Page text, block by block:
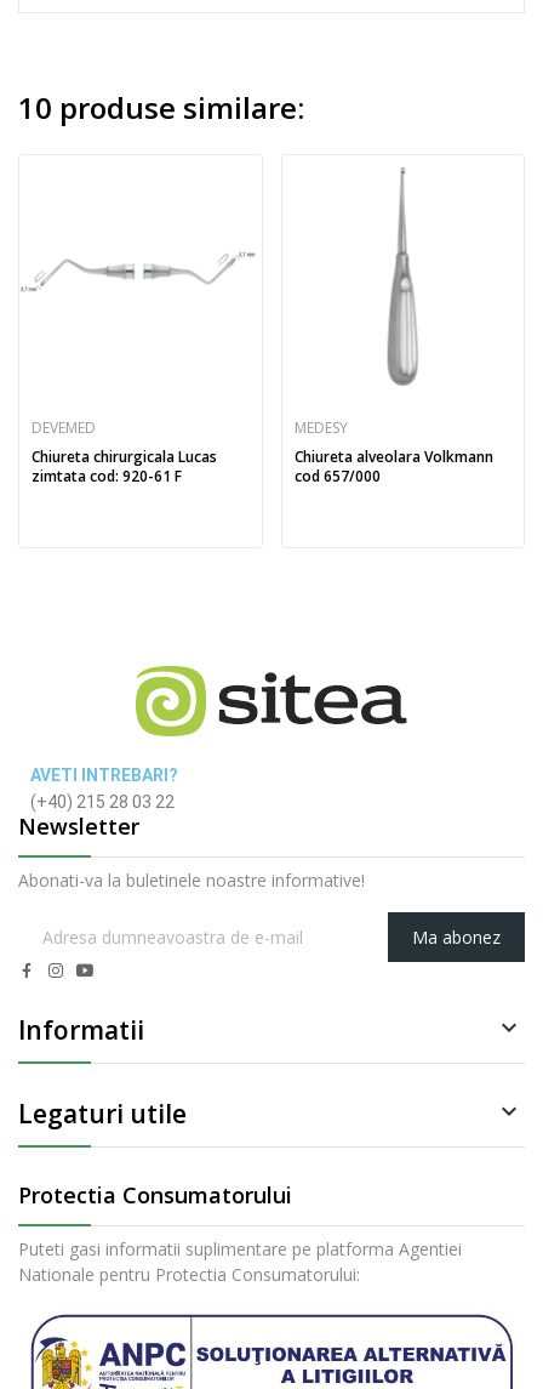
10 produse similare:
DEVEMED
Chiureta chirurgicala Lucas
zimtata cod: 920-61 F
MEDESY
Chiureta alveolara Volkmann
cod 657/000
AVETI INTREBARI?
(+40) 215 28 03 22
Newsletter
Abonati-va la buletinele noastre informative!
Ma abonez
Informatii 
Legaturi utile 
Protectia Consumatorului
Puteti gasi informatii suplimentare pe platforma Agentiei
Nationale pentru Protectia Consumatorului: